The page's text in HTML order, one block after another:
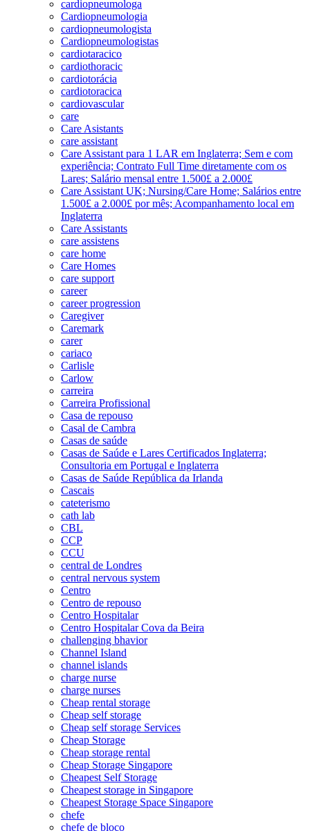
cardiopneumologa
Cardiopneumologia
cardiopneumologista
Cardiopneumologistas
cardiotaracico
cardiothoracic
cardiotorácia
cardiotoracica
cardiovascular
care
Care Asistants
care assistant
Care Assistant para 1 LAR em Inglaterra; Sem e com
experiência; Contrato Full Time diretamente com os
Lares; Salário mensal entre 1.500£ a 2.000£
Care Assistant UK; Nursing/Care Home; Salários entre
1.500£ a 2.000£ por mês; Acompanhamento local em
Inglaterra
Care Assistants
care assistens
care home
Care Homes
care support
career
career progression
Caregiver
Caremark
carer
cariaco
Carlisle
Carlow
carreira
Carreira Profissional
Casa de repouso
Casal de Cambra
Casas de saúde
Casas de Saúde e Lares Certificados Inglaterra;
Consultoria em Portugal e Inglaterra
Casas de Saúde República da Irlanda
Cascais
cateterismo
cath lab
CBL
CCP
CCU
central de Londres
central nervous system
Centro
Centro de repouso
Centro Hospitalar
Centro Hospitalar Cova da Beira
challenging bhavior
Channel Island
channel islands
charge nurse
charge nurses
Cheap rental storage
Cheap self storage
Cheap self storage Services
Cheap Storage
Cheap storage rental
Cheap Storage Singapore
Cheapest Self Storage
Cheapest storage in Singapore
Cheapest Storage Space Singapore
chefe
chefe de bloco